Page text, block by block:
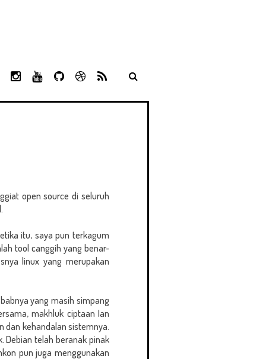
L
N
S
Y
U
G
T
D
I
S
open source di seluruh
itu, saya pun terkagum
tool canggih yang benar-
linux yang merupakan
yang masih simpang
makhluk ciptaan Ian
dan kehandalan sistemnya.
Debian telah beranak pinak
pun juga menggunakan